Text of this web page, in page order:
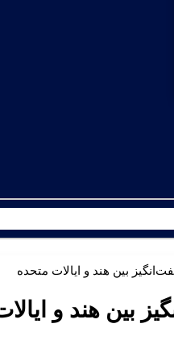
بین هند و ایالات متحده
بین هند و